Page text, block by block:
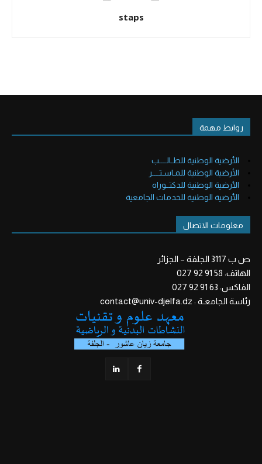
staps
روابط مهمة
الأرضية الوطنية للطـالــــب
الأرضية الوطنية للمـاسـتــــر
الأرضية الوطنية للدكتــوراه
الأرضية الوطنية للخدمات الجامعية
معلومات الاتصال
ص ب 3117 الجلفة – الجزائر
الهاتف: 58 91 92 027
الفاكس: 63 91 92 027
رئاسة الجامعـة : contact@univ-djelfa.dz